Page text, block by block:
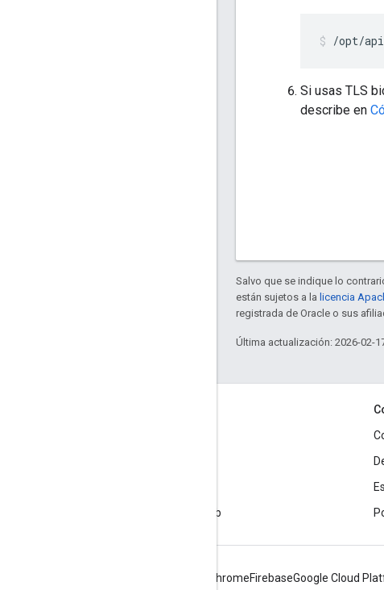
/opt/
Si usas TLS
describe en
Salvo que se indique lo
están sujetos a la licencia
registrada de Oracle o sus
Última actualización: 2026-02-
Libros electrónicos y transmisiones web
ChromeFirebaseGoogle Cloud